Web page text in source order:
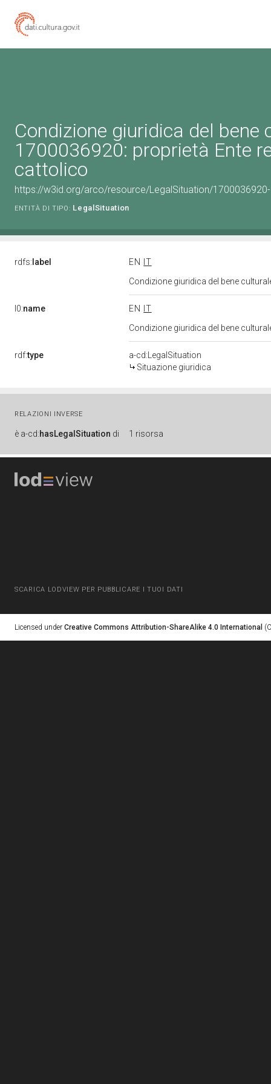
Condizione giuridica del bene
1700036920: proprietà Ente
cattolico
https://w3id.org/arco/resource/LegalSituation/
ENTITÀ DI TIPO: LegalSituation
rdfs: label EN
IT
Condizione giuridica del bene
l0:name EN
IT
Condizione giuridica del bene
rdf:type
a-cd:LegalSituation
Situazione giuridica
RELAZIONI INVERSE
è a-cd:hasLegalSituation di 1 risorsa
SCARICA LODVIEW PER PUBBLICARE I TUOI DATI
Licensed under Creative Commons Attribution-ShareAlike 4.0 International